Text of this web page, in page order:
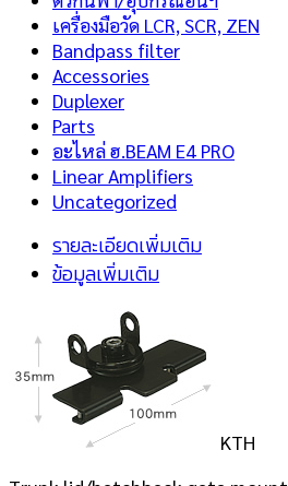
เครื่องมือวัด LCR, SCR, ZEN
Bandpass filter
Accessories
Duplexer
Parts
อะไหล่ ฮ.BEAM E4 PRO
Linear Amplifiers
Uncategorized
รายละเอียดเพิ่มเติม
ข้อมูลเพิ่มเติม
KTH